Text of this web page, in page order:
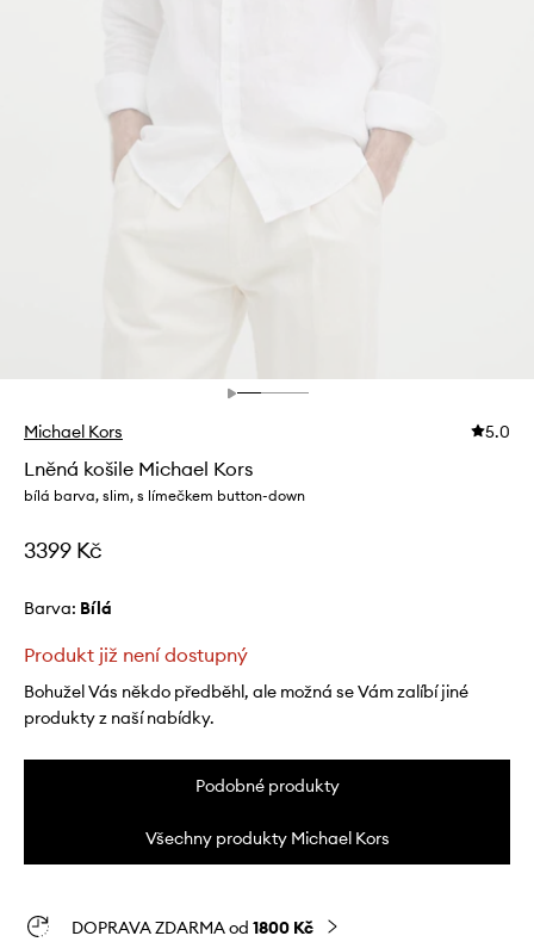
Michael Kors 5.0
Lněná košile Michael Kors
bílá barva, slim, s límečkem button-down
3399 Kč
Barva: bílá
Produkt již není dostupný
Bohužel Vás někdo předběhl, ale možná se Vám zalíbí jiné
produkty z naší nabídky.
Podobné produkty
Všechny produkty Michael Kors
DOPRAVA ZDARMA od 1800 Kč